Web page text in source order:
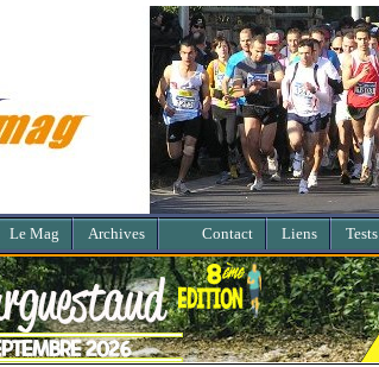
Le Mag Archives Contact Liens Tests